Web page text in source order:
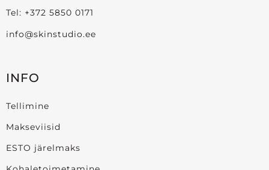
Tel: +372 5850 0171
info@skinstudio.ee
INFO
Tellimine
Makseviisid
ESTO järelmaks